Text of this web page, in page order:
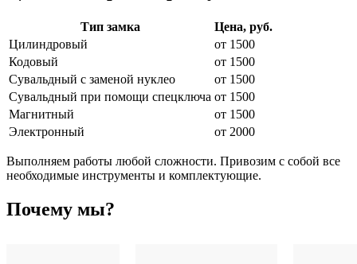
Тип замка
Цена, руб.
Цилиндровый
от 1500
Кодовый
от 1500
Сувальдный с заменой нуклео
от 1500
Сувальдный при помощи спецключа от 1500
Магнитный
от 1500
Электронный
от 2000
Выполняем работы любой сложности. Привозим с собой все
необходимые инструменты и комплектующие.
Почему мы?